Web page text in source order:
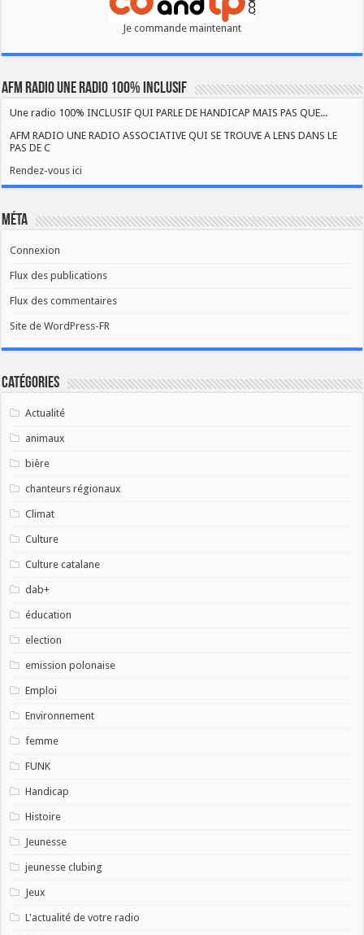
Je commande maintenant
AFM RADIO UNE RADIO 100% INCLUSIF
Une radio 100% INCLUSIF QUI PARLE DE HANDICAP MAIS PAS QUE...
AFM RADIO UNE RADIO ASSOCIATIVE QUI SE TROUVE A LENS DANS LE
PAS DE C
Rendez-vous ici
Méta
Connexion
Flux des publications
Flux des commentaires
Site de WordPress-FR
Catégories
Actualité
animaux
bière
chanteurs régionaux
Climat
Culture
Culture catalane
dab+
éducation
election
emission polonaise
Emploi
Environnement
femme
FUNK
Handicap
Histoire
Jeunesse
jeunesse clubing
Jeux
L'actualité de votre radio